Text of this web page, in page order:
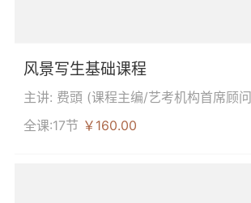
风景写生基础课程
主讲: 费頭 (课程主编/艺考机构首席顾问
全课:17节 ￥160.00